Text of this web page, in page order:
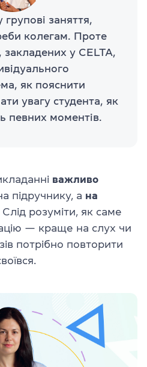
заняття,
колегам. Проте
закладених у CELTA,
як пояснити
увагу студента, як
певних моментів.
важливо
підручнику, а на
Слід розуміти, як саме
— краще на слух чи
потрібно повторити